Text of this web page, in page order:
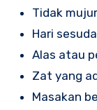
Tidak
Hari
Alas atau
Zat yang
Masakan